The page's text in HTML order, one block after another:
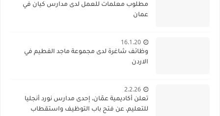
مطلوب معلمات للعمل لدى مدارس كيان في
عمان
16.1.20
وظائف شاغرة لدى مجموعة ماجد الفطيم في
الاردن
2.2.26
تعلن أكاديمية عمّان، إحدى مدارس نورد أنجليا
للتعليم، عن فتح باب التوظيف واستقطاب